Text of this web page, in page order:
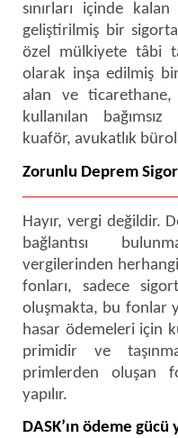
sınırları içinde
geliştirilmiş bir
özel mülkiyete tâbi
olarak inşa edilmiş
alan ve
kullanılan
kuaför, avukatlık
Zorunlu Deprem
Hayır, vergi değildir.
bağlantısı
vergilerinden
fonları, sadece
oluşmakta, bu fonlar
hasar ödemeleri için
primidir ve
primlerden oluşan
yapılır.
DASK’ın ödeme